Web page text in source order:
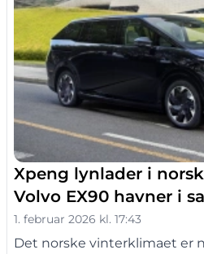
Xpeng lynlader i
Volvo EX90 havner i
1. februar 2026 kl. 17:43
Det norske vinterklimaet er